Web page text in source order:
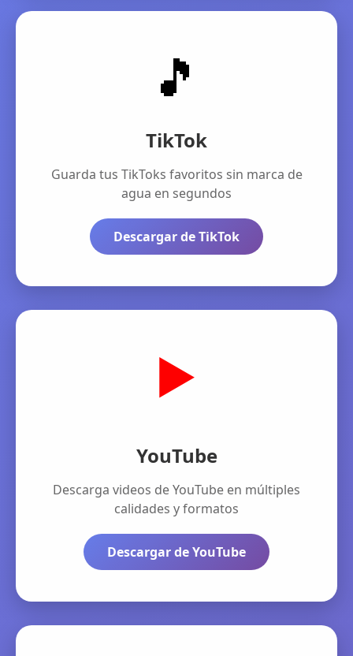
🎵
TikTok
Guarda tus TikToks favoritos sin marca de
agua en segundos
Descargar de TikTok
▶️
YouTube
Descarga videos de YouTube en múltiples
calidades y formatos
Descargar de YouTube